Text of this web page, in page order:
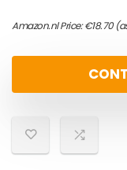
Amazon.nl Price:€18.70